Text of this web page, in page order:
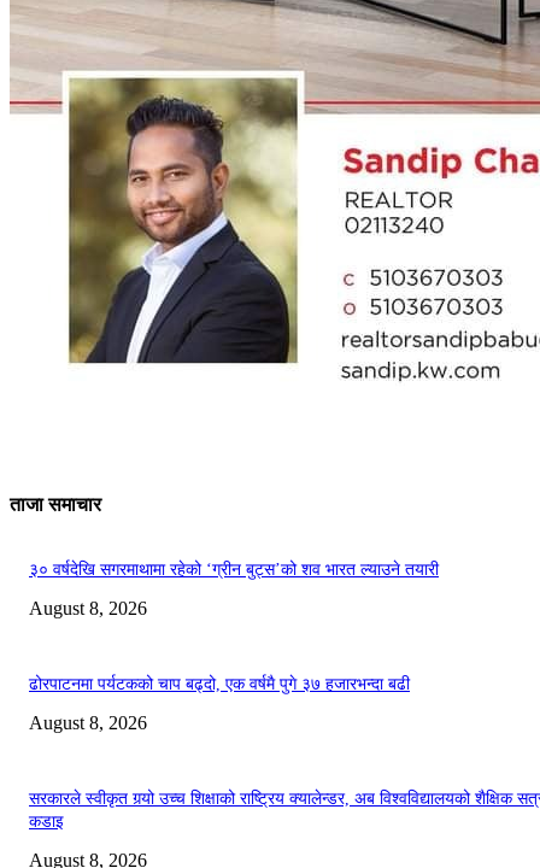
ताजा समाचार
३० वर्षदेखि सगरमाथामा रहेको ‘ग्रीन बुट्स’को शव भारत ल्याउने तयारी
August 8, 2026
ढोरपाटनमा पर्यटकको चाप बढ्दो, एक वर्षमै पुगे ३७ हजारभन्दा बढी
August 8, 2026
सरकारले स्वीकृत गर्‍यो उच्च शिक्षाको राष्ट्रिय क्यालेन्डर, अब विश्वविद्यालयको शैक्षिक
कडाइ
August 8, 2026